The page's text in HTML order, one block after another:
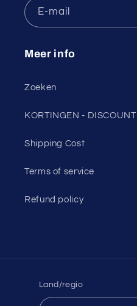
E‑mail
Meer info
Zoeken
KORTINGEN - DISCOUNT
Shipping Cost
Terms of service
Refund policy
Land/regio